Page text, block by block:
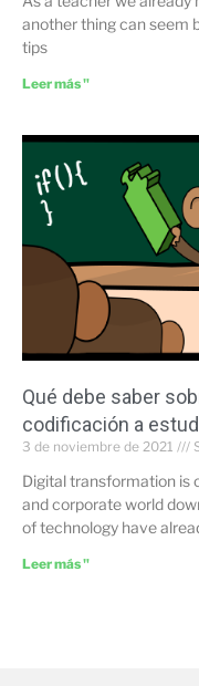
another thing can seem
tips
Leer más "
Qué debe saber
codificación a
3 de noviembre de 2021
Digital transformation is
and corporate world
of technology have
Leer más "